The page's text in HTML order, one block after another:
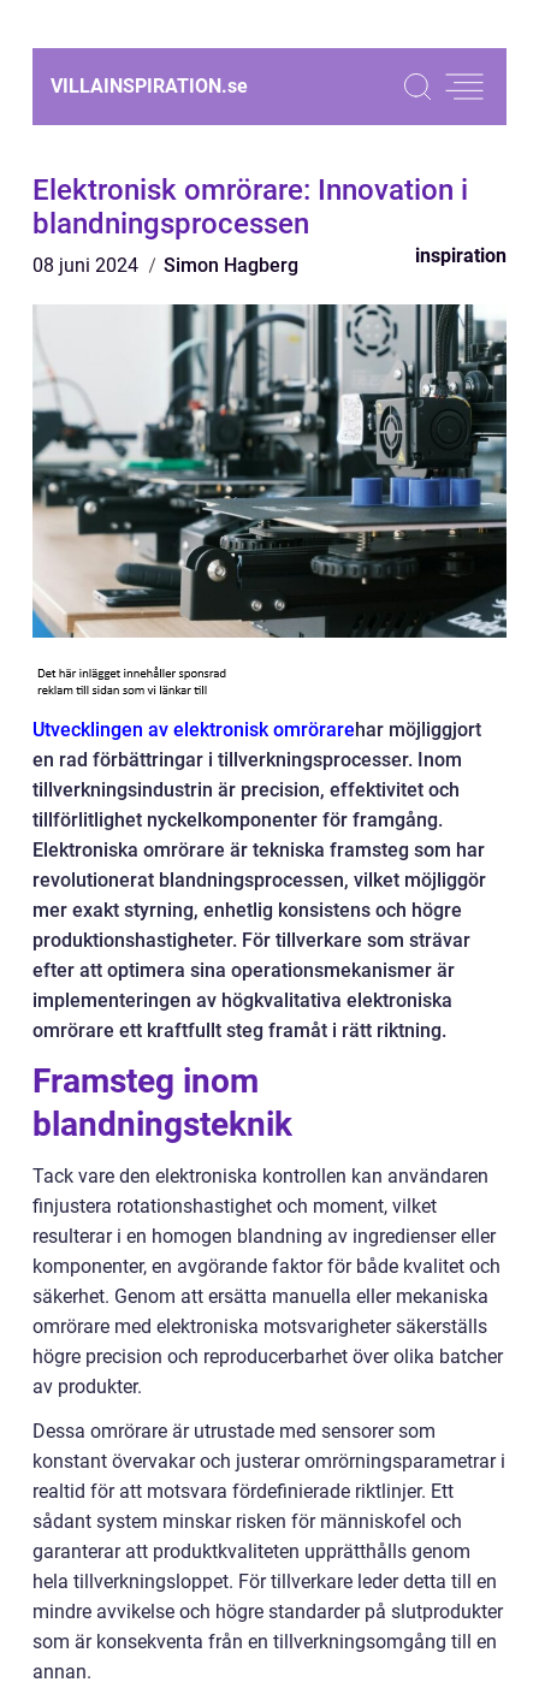
VILLAINSPIRATION.se
Elektronisk omrörare: Innovation i
blandningsprocessen
08 juni 2024 Simon Hagberg inspiration
Utvecklingen av elektronisk omrörarehar möjliggjort
en rad förbättringar i tillverkningsprocesser. Inom
tillverkningsindustrin är precision, effektivitet och
tillförlitlighet nyckelkomponenter för framgång.
Elektroniska omrörare är tekniska framsteg som har
revolutionerat blandningsprocessen, vilket möjliggör
mer exakt styrning, enhetlig konsistens och högre
produktionshastigheter. För tillverkare som strävar
efter att optimera sina operationsmekanismer är
implementeringen av högkvalitativa elektroniska
omrörare ett kraftfullt steg framåt i rätt riktning.
Framsteg inom
blandningsteknik
Tack vare den elektroniska kontrollen kan användaren
finjustera rotationshastighet och moment, vilket
resulterar i en homogen blandning av ingredienser eller
komponenter, en avgörande faktor för både kvalitet och
säkerhet. Genom att ersätta manuella eller mekaniska
omrörare med elektroniska motsvarigheter säkerställs
högre precision och reproducerbarhet över olika batcher
av produkter.
Dessa omrörare är utrustade med sensorer som
konstant övervakar och justerar omrörningsparametrar i
realtid för att motsvara fördefinierade riktlinjer. Ett
sådant system minskar risken för människofel och
garanterar att produktkvaliteten upprätthålls genom
hela tillverkningsloppet. För tillverkare leder detta till en
mindre avvikelse och högre standarder på slutprodukter
som är konsekventa från en tillverkningsomgång till en
annan.